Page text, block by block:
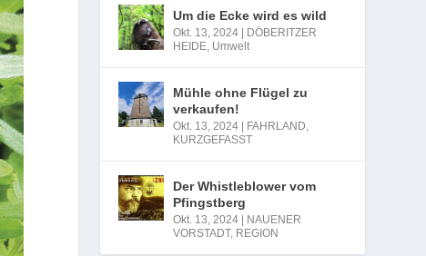
Um die Ecke wird es wild
Okt. 13, 2024
DÖBERITZER
HEIDE, Umwelt
Mühle ohne Flügel zu
verkaufen!
Okt. 13, 2024 FAHRLAND,
KURZGEFASST
Der Whistleblower vom
Pfingstberg
Okt. 13, 2024
NAUENER
VORSTADT, REGION